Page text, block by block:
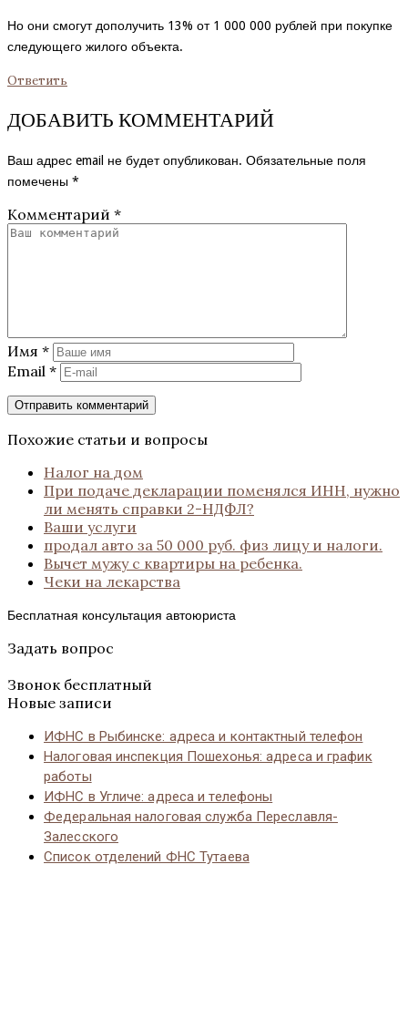
Но они смогут дополучить 13% от 1 000 000 рублей при покупке
следующего жилого объекта.
Ответить
ДОБАВИТЬ КОММЕНТАРИЙ
Ваш адрес email не будет опубликован. Обязательные поля
помечены *
Комментарий *
Имя *
Email *
Похожие статьи и вопросы
Налог на дом
При подаче декларации поменялся ИНН, нужно
ли менять справки 2-НДФЛ?
Ваши услуги
продал авто за 50 000 руб. физ лицу и налоги.
Вычет мужу с квартиры на ребенка.
Чеки на лекарства
Бесплатная консультация автоюриста
Задать вопрос
Звонок бесплатный
Новые записи
ИФНС в Рыбинске: адреса и контактный телефон
Налоговая инспекция Пошехонья: адреса и график
работы
ИФНС в Угличе: адреса и телефоны
Федеральная налоговая служба Переславля-
Залесского
Список отделений ФНС Тутаева